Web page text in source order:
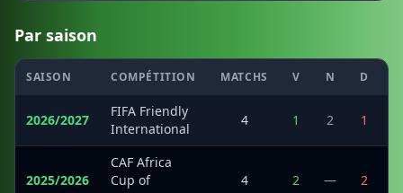
Par saison
SAISON COMPÉTITION MATCHS V N D
2026/2027
FIFA Friendly
International
4 1 2 1
2025/2026
CAF Africa
Cup of
4 2 — 2